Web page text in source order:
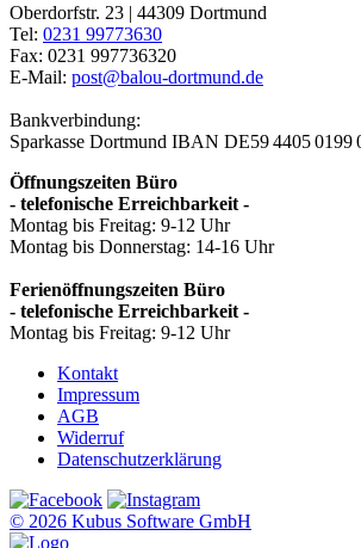
Oberdorfstr. 23 | 44309 Dortmund
Tel: 0231 99773630
Fax: 0231 997736320
E-Mail: post@balou-dortmund.de
Bankverbindung:
Sparkasse Dortmund IBAN DE59 4405 0199
Öffnungszeiten Büro
- telefonische Erreichbarkeit -
Montag bis Freitag: 9-12 Uhr
Montag bis Donnerstag: 14-16 Uhr
Ferienöffnungszeiten Büro
- telefonische Erreichbarkeit -
Montag bis Freitag: 9-12 Uhr
Kontakt
Impressum
AGB
Widerruf
Datenschutzerklärung
© 2026 Kubus Software GmbH